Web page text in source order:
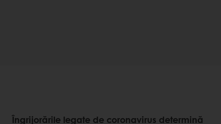
Îngrijorările legate de coronavirus determină